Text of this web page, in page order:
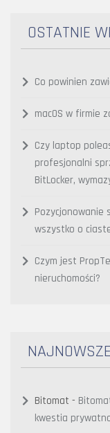
OSTATNIE
Co powinien
macOS w firmie
Czy laptop
profesjonalni
BitLocker,
Pozycjonowanie
wszystko o
Czym jest
nieruchomości?
Bitomat -
kwestia